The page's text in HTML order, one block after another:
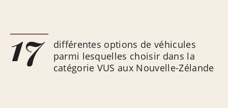
17
différentes options de véhicules
parmi lesquelles choisir dans la
catégorie VUS aux Nouvelle-Zélande